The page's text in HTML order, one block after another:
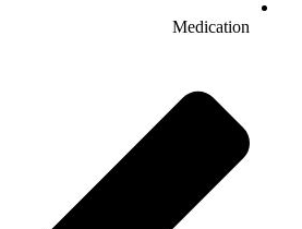
Medication